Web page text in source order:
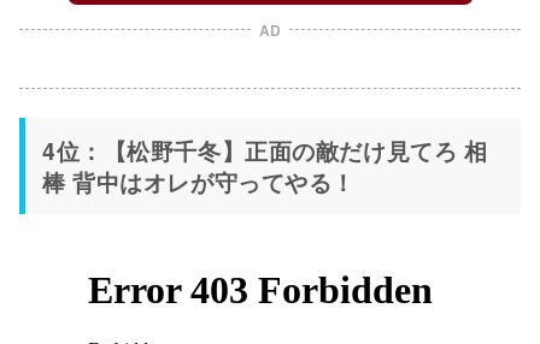
AD
4位：【松野千冬】正面の敵だけ見てろ 相
棒 背中はオレが守ってやる！